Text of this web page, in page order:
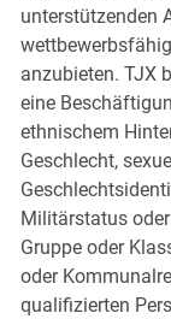
unterstützenden
anzubieten. TJX
eine
ethnischem
Geschlecht,
Militärstatus
Gruppe oder
oder
qualifizierten